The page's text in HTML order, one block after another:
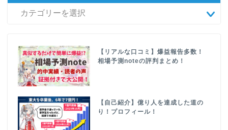
【リアルな口コミ】爆益報告多数！
相場予測noteの評判まとめ！
【自己紹介】億り人を達成した道の
り！プロフィール！